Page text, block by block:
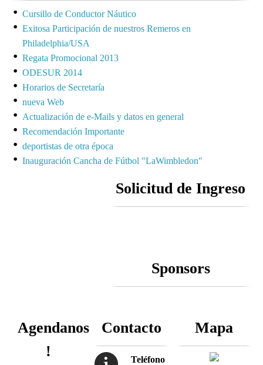
Cursillo de Conductor Náutico
Exitosa Participación de nuestros Remeros en
Philadelphia/USA
Regata Promocional 2013
ODESUR 2014
Horarios de Secretaría
nueva Web
Actualización de e-Mails y datos en general
Recomendación Importante
deportistas de otra época
Inauguración Cancha de Fútbol "LaWimbledon"
Solicitud de Ingreso
Sponsors
Agendanos
!
Contacto
Teléfono
Mapa